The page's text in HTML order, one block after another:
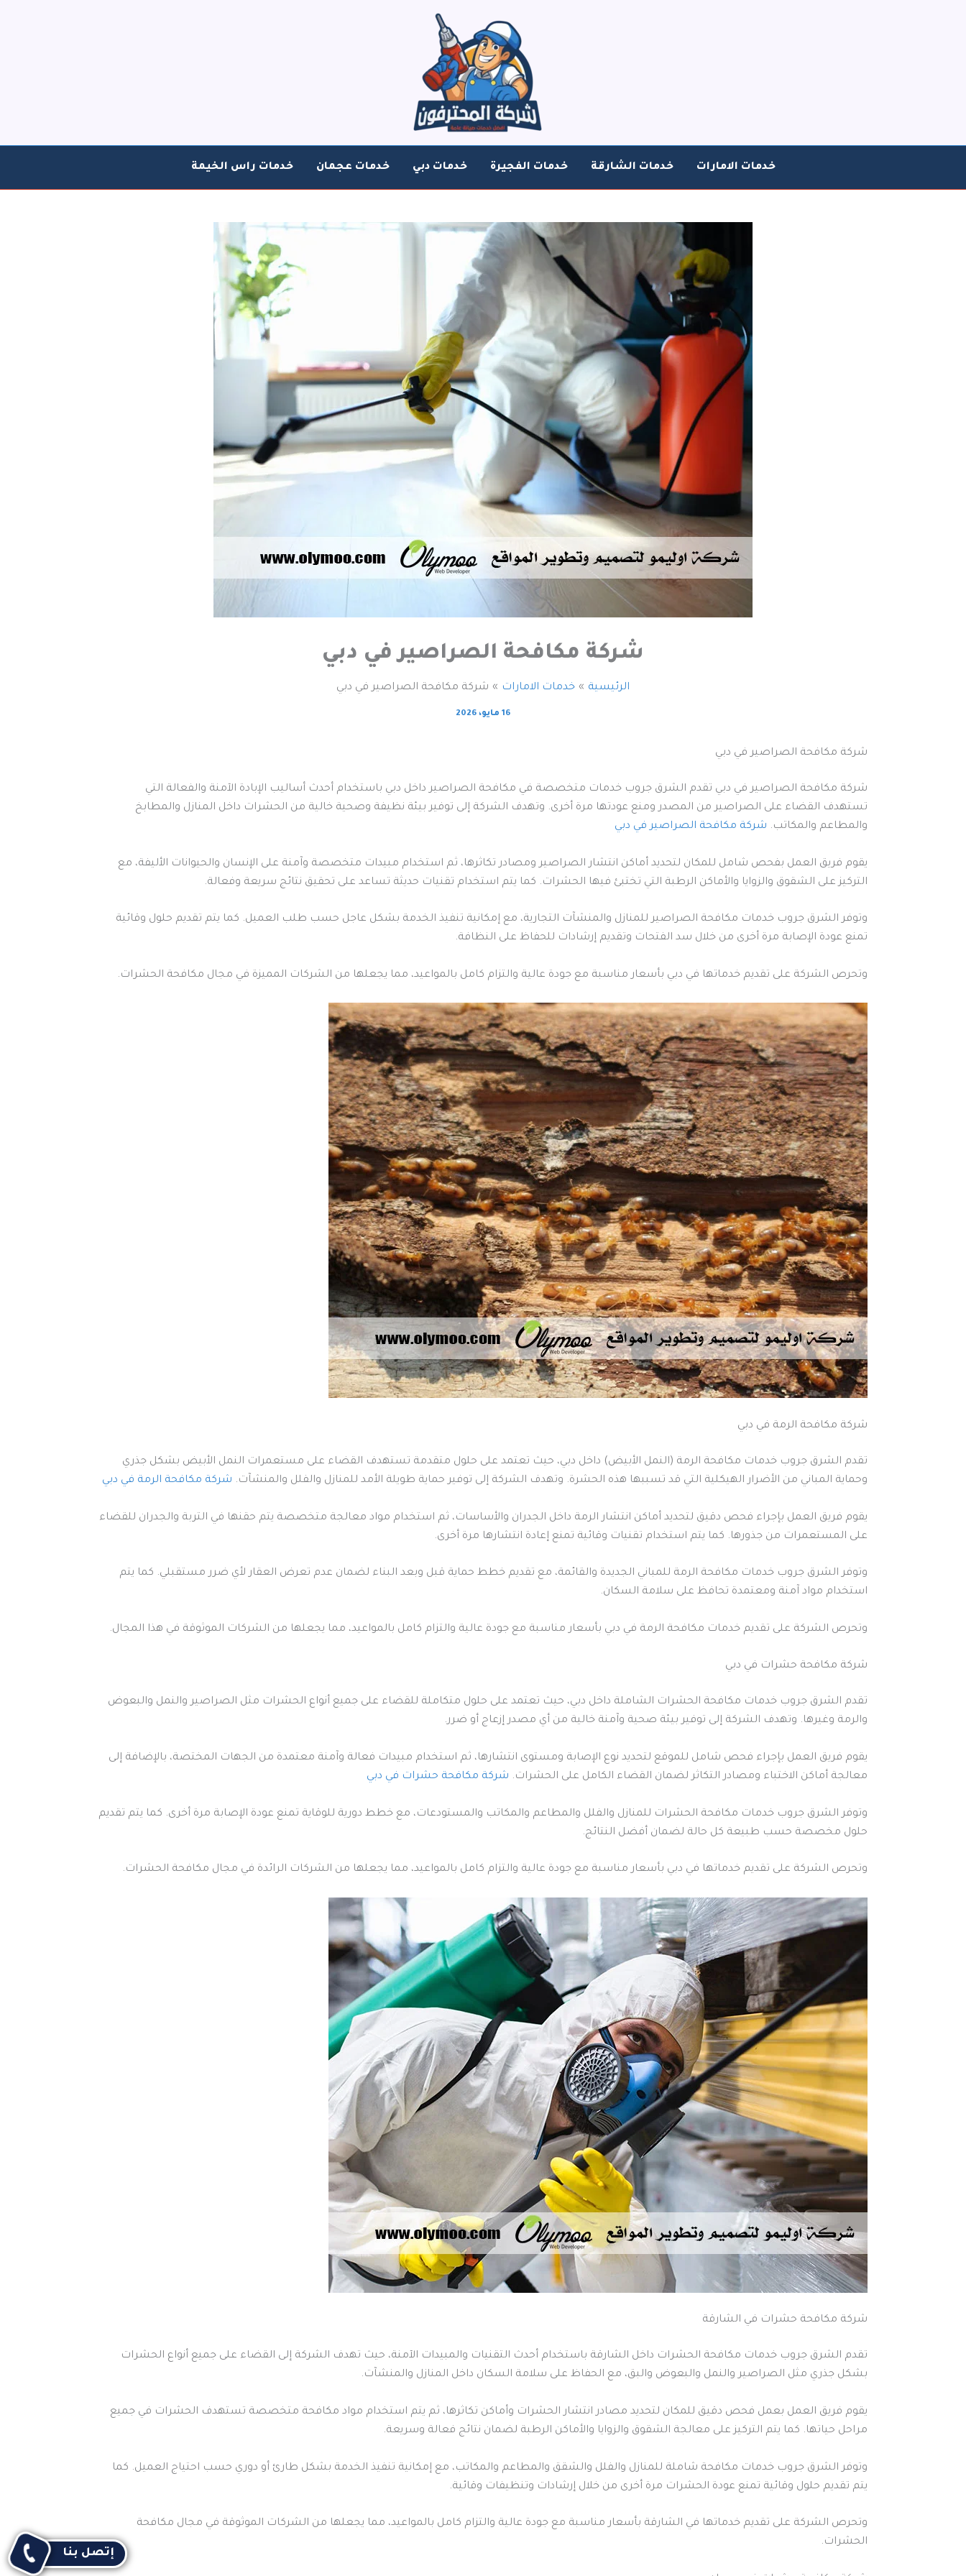
خدمات الامارات خدمات الشارقة خدمات الفجيرة خدمات دبي خدمات عجمان خدمات راس الخيمة
شركة مكافحة الصراصير في دبي
الرئيسية خدمات الامارات شركة مكافحة الصراصير في دبي
16 مايو، 2026
شركة مكافحة الصراصير في دبي
شركة مكافحة الصراصير في دبي تقدم الشرق جروب خدمات متخصصة في مكافحة الصراصير داخل دبي باستخدام أحدث أساليب الإبادة الآمنة والفعالة التي
تستهدف القضاء على الصراصير من المصدر ومنع عودتها مرة أخرى. وتهدف الشركة إلى توفير بيئة نظيفة وصحية خالية من الحشرات داخل المنازل والمطابخ
والمطاعم والمكاتب. شركة مكافحة الصراصير في دبي
يقوم فريق العمل بفحص شامل للمكان لتحديد أماكن انتشار الصراصير ومصادر تكاثرها، ثم استخدام مبيدات متخصصة وآمنة على الإنسان والحيوانات الأليفة، مع
التركيز على الشقوق والزوايا والأماكن الرطبة التي تختبئ فيها الحشرات. كما يتم استخدام تقنيات حديثة تساعد على تحقيق نتائج سريعة وفعالة.
وتوفر الشرق جروب خدمات مكافحة الصراصير للمنازل والمنشآت التجارية، مع إمكانية تنفيذ الخدمة بشكل عاجل حسب طلب العميل. كما يتم تقديم حلول وقائية
تمنع عودة الإصابة مرة أخرى من خلال سد الفتحات وتقديم إرشادات للحفاظ على النظافة.
وتحرص الشركة على تقديم خدماتها في دبي بأسعار مناسبة مع جودة عالية والتزام كامل بالمواعيد، مما يجعلها من الشركات المميزة في مجال مكافحة الحشرات.
شركة مكافحة الرمة في دبي
تقدم الشرق جروب خدمات مكافحة الرمة (النمل الأبيض) داخل دبي، حيث تعتمد على حلول متقدمة تستهدف القضاء على مستعمرات النمل الأبيض بشكل جذري
وحماية المباني من الأضرار الهيكلية التي قد تسببها هذه الحشرة. وتهدف الشركة إلى توفير حماية طويلة الأمد للمنازل والفلل والمنشآت. شركة مكافحة الرمة في دبي
يقوم فريق العمل بإجراء فحص دقيق لتحديد أماكن انتشار الرمة داخل الجدران والأساسات، ثم استخدام مواد معالجة متخصصة يتم حقنها في التربة والجدران للقضاء
على المستعمرات من جذورها. كما يتم استخدام تقنيات وقائية تمنع إعادة انتشارها مرة أخرى.
وتوفر الشرق جروب خدمات مكافحة الرمة للمباني الجديدة والقائمة، مع تقديم خطط حماية قبل وبعد البناء لضمان عدم تعرض العقار لأي ضرر مستقبلي. كما يتم
استخدام مواد آمنة ومعتمدة تحافظ على سلامة السكان.
وتحرص الشركة على تقديم خدمات مكافحة الرمة في دبي بأسعار مناسبة مع جودة عالية والتزام كامل بالمواعيد، مما يجعلها من الشركات الموثوقة في هذا المجال.
شركة مكافحة حشرات في دبي
تقدم الشرق جروب خدمات مكافحة الحشرات الشاملة داخل دبي، حيث تعتمد على حلول متكاملة للقضاء على جميع أنواع الحشرات مثل الصراصير والنمل والبعوض
والرمة وغيرها. وتهدف الشركة إلى توفير بيئة صحية وآمنة خالية من أي مصدر إزعاج أو ضرر.
يقوم فريق العمل بإجراء فحص شامل للموقع لتحديد نوع الإصابة ومستوى انتشارها، ثم استخدام مبيدات فعالة وآمنة معتمدة من الجهات المختصة، بالإضافة إلى
معالجة أماكن الاختباء ومصادر التكاثر لضمان القضاء الكامل على الحشرات. شركة مكافحة حشرات في دبي
وتوفر الشرق جروب خدمات مكافحة الحشرات للمنازل والفلل والمطاعم والمكاتب والمستودعات، مع خطط دورية للوقاية تمنع عودة الإصابة مرة أخرى. كما يتم تقديم
حلول مخصصة حسب طبيعة كل حالة لضمان أفضل النتائج.
وتحرص الشركة على تقديم خدماتها في دبي بأسعار مناسبة مع جودة عالية والتزام كامل بالمواعيد، مما يجعلها من الشركات الرائدة في مجال مكافحة الحشرات.
شركة مكافحة حشرات في الشارقة
تقدم الشرق جروب خدمات مكافحة الحشرات داخل الشارقة باستخدام أحدث التقنيات والمبيدات الآمنة، حيث تهدف الشركة إلى القضاء على جميع أنواع الحشرات
بشكل جذري مثل الصراصير والنمل والبعوض والبق، مع الحفاظ على سلامة السكان داخل المنازل والمنشآت.
يقوم فريق العمل بعمل فحص دقيق للمكان لتحديد مصادر انتشار الحشرات وأماكن تكاثرها، ثم يتم استخدام مواد مكافحة متخصصة تستهدف الحشرات في جميع
مراحل حياتها. كما يتم التركيز على معالجة الشقوق والزوايا والأماكن الرطبة لضمان نتائج فعالة وسريعة.
وتوفر الشرق جروب خدمات مكافحة شاملة للمنازل والفلل والشقق والمطاعم والمكاتب، مع إمكانية تنفيذ الخدمة بشكل طارئ أو دوري حسب احتياج العميل. كما
يتم تقديم حلول وقائية تمنع عودة الحشرات مرة أخرى من خلال إرشادات وتنظيفات وقائية.
وتحرص الشركة على تقديم خدماتها في الشارقة بأسعار مناسبة مع جودة عالية والتزام كامل بالمواعيد، مما يجعلها من الشركات الموثوقة في مجال مكافحة
الحشرات.
إتصل بنا